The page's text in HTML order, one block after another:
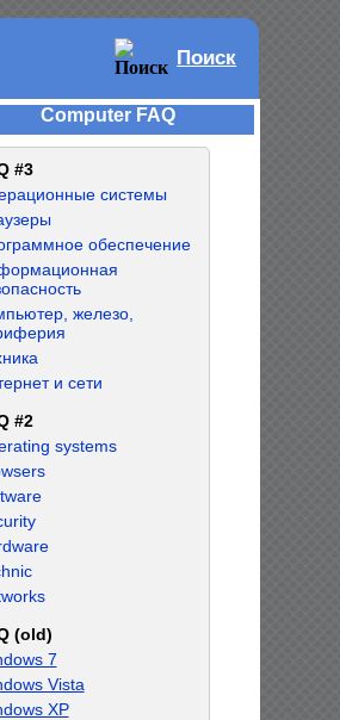
Поиск
Computer FAQ
#3
системы
обеспечение
железо,
и сети
#2
systems
(old)
7
Vista
XP